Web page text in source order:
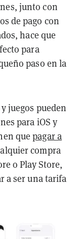
junto con
de pago con
hace que
para
paso en la
juegos pueden
para iOS y
quepagar a
compra
o Play Store,
a ser una tarifa